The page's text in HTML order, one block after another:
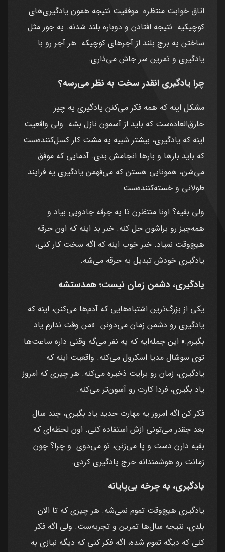
اتاق خوابت منتظره. موفقیت نتیجه همون یادگیری‌های
کوچیکیه. نتیجه افتادن و دوباره بلند شدنه. یه جور مثل
ساختن یه برج بلند از آجرهای کوچیکه. هر آجر رو با
یادگیری و تمرین سر جاش می‌ذاری.
چرا یادگیری انقدر سخت به نظر می‌رسه؟
مشکل اینه که همه فکر می‌کنن یادگیری یه چیز
خارق‌العاده‌ست که باید از آسمون نازل بشه. ولی واقعیت
اینه که یادگیری، بیشتر شبیه یه مشت کار کسل‌کننده‌ست
که باید بارها و بارها انجامش بدی. آدمایی که موفق
می‌شن، همونایی هستن که می‌فهمن یادگیری یه فرایند
طولانی و خسته‌کننده‌ست.
ولی بقیه؟ اونا منتظرن تا یه جرقه جادویی بیاد و
همه‌چیز رو براشون حل کنه. خبر بد اینه که اون جرقه
هیچ‌وقت نمیاد. خبر خوب اینه که اگه سخت کار کنی،
یادگیری خودش تبدیل به جرقه می‌شه.
یادگیری، دشمن زمان نیست؛ همدستشه
یکی از بزرگ‌ترین اشتباه‌هایی که آدم‌ها می‌کنن، اینه که
یادگیری رو دشمن زمان می‌دونن. «من وقت ندارم یاد
بگیرم.» این جمله‌ایه که یه نفر می‌گه وقتی داره ساعت‌ها
توی سوشال مدیا اسکرول می‌کنه. واقعیت اینه که
یادگیری، زمان رو برایت ذخیره می‌کنه. هر چیزی که امروز
یاد بگیری، فردا کارت رو آسون‌تر می‌کنه.
فکر کن اگه امروز یه مهارت جدید یاد بگیری، چند سال
بعد چقدر می‌تونی ازش استفاده کنی. اون لحظه‌ای که
بقیه دارن دست و پا می‌زنن، تو می‌دوی. و چرا؟ چون
زمانت رو هوشمندانه خرج یادگیری کردی.
یادگیری، یه چرخه بی‌پایانه
یادگیری هیچ‌وقت تموم نمی‌شه. هر چیزی که تا الان
بلدی، نتیجه سال‌ها تمرین و تجربه‌ست. ولی اگه فکر
کنی که دیگه تموم شده، اگه فکر کنی که دیگه نیازی به